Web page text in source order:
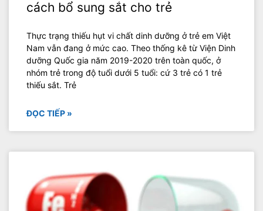
cách bổ sung sắt cho trẻ
Thực trạng thiếu hụt vi chất dinh dưỡng ở trẻ em Việt
Nam vẫn đang ở mức cao. Theo thống kê từ Viện Dinh
dưỡng Quốc gia năm 2019-2020 trên toàn quốc, ở
nhóm trẻ trong độ tuổi dưới 5 tuổi: cứ 3 trẻ có 1 trẻ
thiếu sắt. Trẻ
ĐỌC TIẾP »